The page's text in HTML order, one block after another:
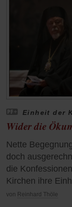
Einheit der
Wider die
Nette
doch
die
Kirchen ihre
von Reinhard Thöle